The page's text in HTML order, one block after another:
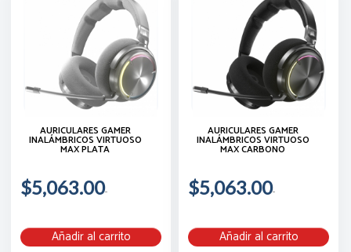
AURICULARES GAMER
INALÁMBRICOS VIRTUOSO
MAX PLATA
$5,063.00
Añadir al carrito
AURICULARES GAMER
INALÁMBRICOS VIRTUOSO
MAX CARBONO
$5,063.00
Añadir al carrito